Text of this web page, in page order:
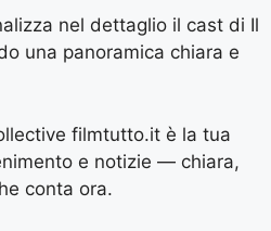
nel dettaglio il cast di Il
una panoramica chiara e
filmtutto.it è la tua
e notizie — chiara,
conta ora.